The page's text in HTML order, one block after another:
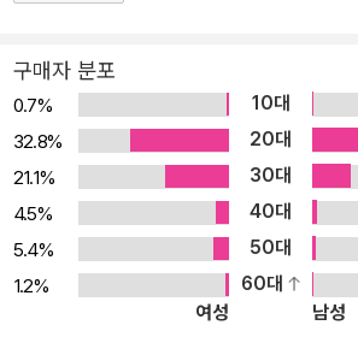
식 및 공식을 정리하여 시험에 출제되지만 놓
번에 정리할 수 있습니다. 2) 2단계: 기출 유형별 전략 익히기 및 집중
문제 풀이 ① 대표기출유형 NCS 10개 영역
형별 특징을 파악하고, 유형별 대응 전략을 익힐 수
예상문제 유형별 대응 전략을 실제 문제에 적
력을 키우고, 출제 가능성이 높은 문제를 미리
고난도 PSAT형 문제 의사소통능력, 수리능
관리능력의 PSAT 기출 및 기출 변형 문제를
구매자 분포
0.7% 10대
32.8%
20대
21.1%
30대
4.5%
40대
5.4%
50대
1.2%
60대
여성
남성